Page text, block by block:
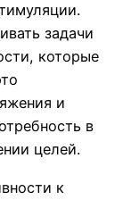
задачи
которые
и
в
целей.
к